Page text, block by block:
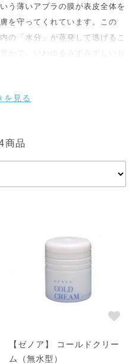
う薄いアブラの膜が表皮全体を
を守ってくれています。この
の「水分」が蒸発して逃げるこ
膚の中から出てくるアブラ「皮
このアブラ「皮脂」がどうし
言われたりすると）、すぐ「水
います。 乾燥肌の本来の原因
不足なのです。
、洗い流すタイプのクレンジン
脱脂力が強く、皮膚を守ってい
りすぎてしまうところがありま
肌の健康を守っているバリア
商品
【ゼノア】 コールドクリー
ム（無水型）